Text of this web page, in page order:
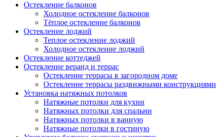
Остекление балконов
Холодное остекление балконов
Тёплое остекление балконов
Остекление лоджий
Теплое остекление лоджий
Холодное остекление лоджий
Остекление коттеджей
Остекление веранд и террас
Остекление террасы в загородном доме
Остекление террасы раздвижными конструкциями
Установка натяжных потолков
Натяжные потолки для кухни
Натяжных потолки для спальни
Натяжных потолки в ванную
Натяжные потолки в гостиную